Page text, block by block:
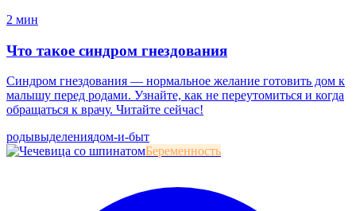
2 мин
Что такое синдром гнездования
Синдром гнездования — нормальное желание готовить дом к
малышу перед родами. Узнайте, как не переутомиться и когда
обращаться к врачу. Читайте сейчас!
родывыделениядом-и-быт
Беременность